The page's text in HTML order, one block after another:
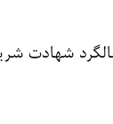
مناسبت نوزدهمین